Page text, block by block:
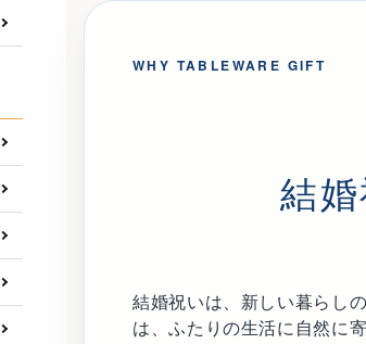
WHY TABLEWARE GIFT
結
結婚祝いは、新しい暮らし
は、ふたりの生活に自然に